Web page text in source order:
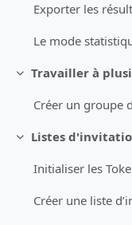
Exporter les
Le mode
Collapse
Travailler à
Créer un groupe
Collapse
Listes
Initialiser les
Créer une liste